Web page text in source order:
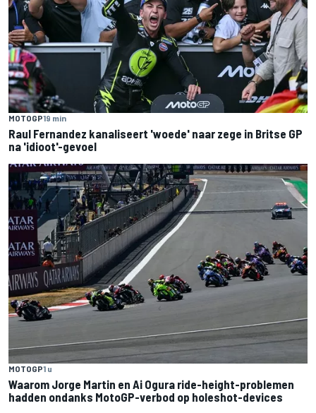
MOTOGP19 min
Raul Fernandez kanaliseert 'woede' naar zege in Britse GP
na 'idioot'-gevoel
MOTOGP1 u
Waarom Jorge Martin en Ai Ogura ride-height-problemen
hadden ondanks MotoGP-verbod op holeshot-devices